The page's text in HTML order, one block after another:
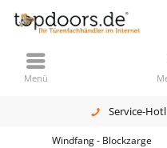
Service-
Menü
Windfang - Blockzarge